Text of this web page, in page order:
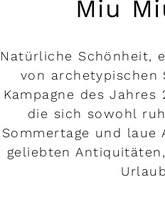
Miu
Natürliche Schönheit,
von archetypischen
Kampagne des
die sich sowohl
Sommertage und laue
geliebten